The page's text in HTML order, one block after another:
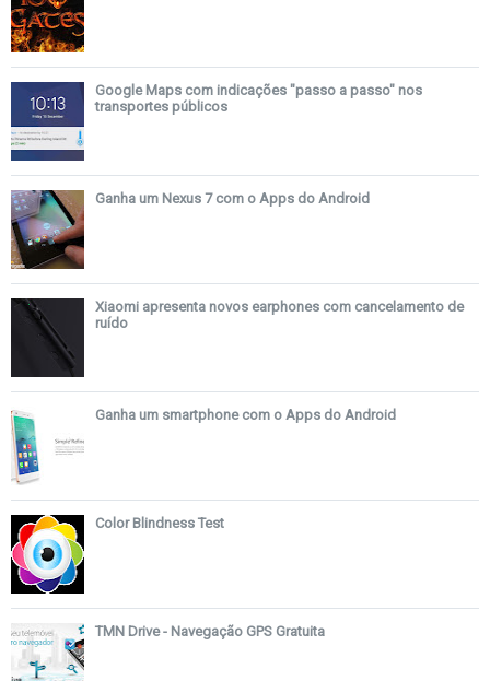
Google Maps com indicações "passo a passo" nos
transportes públicos
Ganha um Nexus 7 com o Apps do Android
Xiaomi apresenta novos earphones com cancelamento de
ruído
Ganha um smartphone com o Apps do Android
Color Blindness Test
TMN Drive - Navegação GPS Gratuita